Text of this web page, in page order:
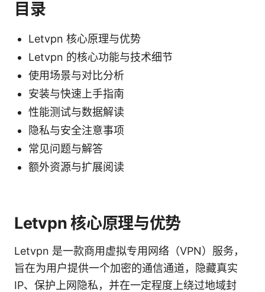
目录
Letvpn 核心原理与优势
Letvpn 的核心功能与技术细节
使用场景与对比分析
安装与快速上手指南
性能测试与数据解读
隐私与安全注意事项
常见问题与解答
额外资源与扩展阅读
Letvpn 核心原理与优势
Letvpn 是一款商用虚拟专用网络（VPN）服务，
旨在为用户提供一个加密的通信通道，隐藏真实
IP、保护上网隐私，并在一定程度上绕过地域封